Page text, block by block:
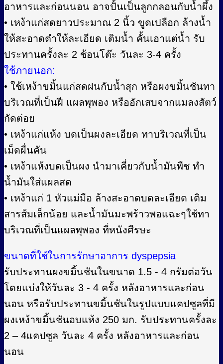
อาหารและก่อนนอน อาจปั้นเป็นลูกกลอนกับน้ำผึ้ง
• เหง้าแก่สดยาวประมาณ 2 นิ้ว ขูดเปลือก ล้างน้ำ
ให้สะอาดตำให้ละเอียด เติมน้ำ คั้นเอาแต่น้ำ รับ
ประทานครั้งละ 2 ช้อนโต๊ะ วันละ 3-4 ครั้ง
ใช้ภายนอก:
• ใช้เหง้าขมิ้นแก่สดฝนกับน้ำสุก หรือผงขมิ้นชันทา
บริเวณที่เป็นฝี แผลพุพอง หรืออักเสบจากแมลงสัตว์
กัดต่อย
• เหง้าแก่แห้ง บดเป็นผงละเอียด ทาบริเวณที่เป็น
เม็ดผื่นคัน
• เหง้าแห้งบดเป็นผง นำมาเคี่ยวกับน้ำมันพืช ทำ
น้ำมันใส่แผลสด
• เหง้าแก่ 1 หัวแม่มือ ล้างสะอาดบดละเอียด เติม
สารส้มเล็กน้อย และน้ำมันมะพร้าวพอแฉะๆใช้ทา
บริเวณที่เป็นแผลพุพอง ที่หนังศีรษะ
ขนาดที่ใช้ในการรักษาอาการ dyspepsia
รับประทานผงขมิ้นชันในขนาด 1.5 - 4 กรัมต่อวัน
โดยแบ่งให้วันละ 3 - 4 ครั้ง หลังอาหารและก่อน
นอน หรือรับประทานขมิ้นชันในรูปแบบแคปซูลที่มี
ผงเหง้าขมิ้นชันอบแห้ง 250 มก. รับประทานครั้งละ
2 – 4แคปซูล วันละ 4 ครั้ง หลังอาหารและก่อน
นอน